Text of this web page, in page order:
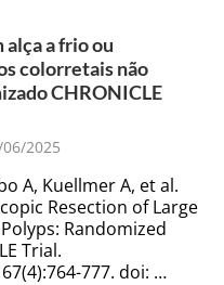
alça a frio ou
colorretais não
CHRONICLE
2025
A, Kuellmer A, et al.
Resection of Large
Randomized
Trial.
777. doi: …